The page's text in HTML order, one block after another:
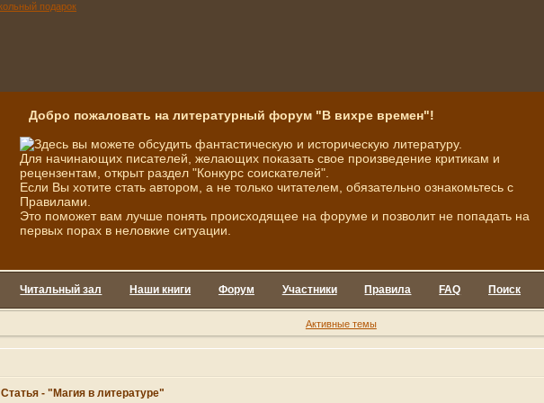
Добро пожаловать на литературный форум "В вихре времен"!
Здесь вы можете обсудить фантастическую и историческую литературу.
Для начинающих писателей, желающих показать свое произведение критикам и
рецензентам, открыт раздел "Конкурс соискателей".
Если Вы хотите стать автором, а не только читателем, обязательно ознакомьтесь с
Правилами.
Это поможет вам лучше понять происходящее на форуме и позволит не попадать на
первых порах в неловкие ситуации.
Читальный зал Наши книги Форум Участники Правила FAQ Поиск
Активные темы
Статья - "Магия в литературе"